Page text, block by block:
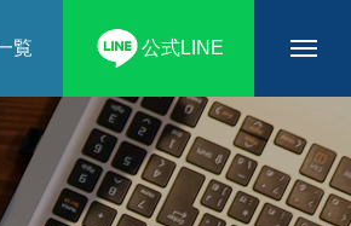
覧 公式LINE